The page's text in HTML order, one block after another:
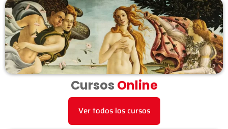
Cursos Online
Ver todos los cursos